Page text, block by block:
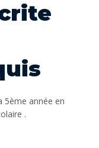
5ème année en
.